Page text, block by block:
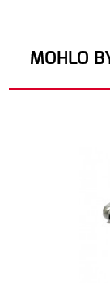
MOHLO